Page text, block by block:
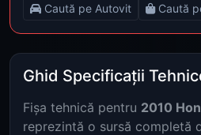
Caută pe Autovit Caută
Ghid Specificații
Fișa tehnică pentru 2010
reprezintă o sursă completă